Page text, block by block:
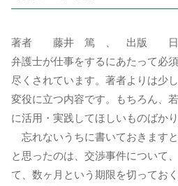
著者 藤井 篤 、 出版 日本
弁護士が仕事をするにあたって必
尽くされています。著者よりは少
変役に立つ内容です。もちろん、
に活用・実践してほしいものばかり
忘れないうちに書いておきます
と思ったのは、交渉事件について
て、数ヶ月という期限を切ってお